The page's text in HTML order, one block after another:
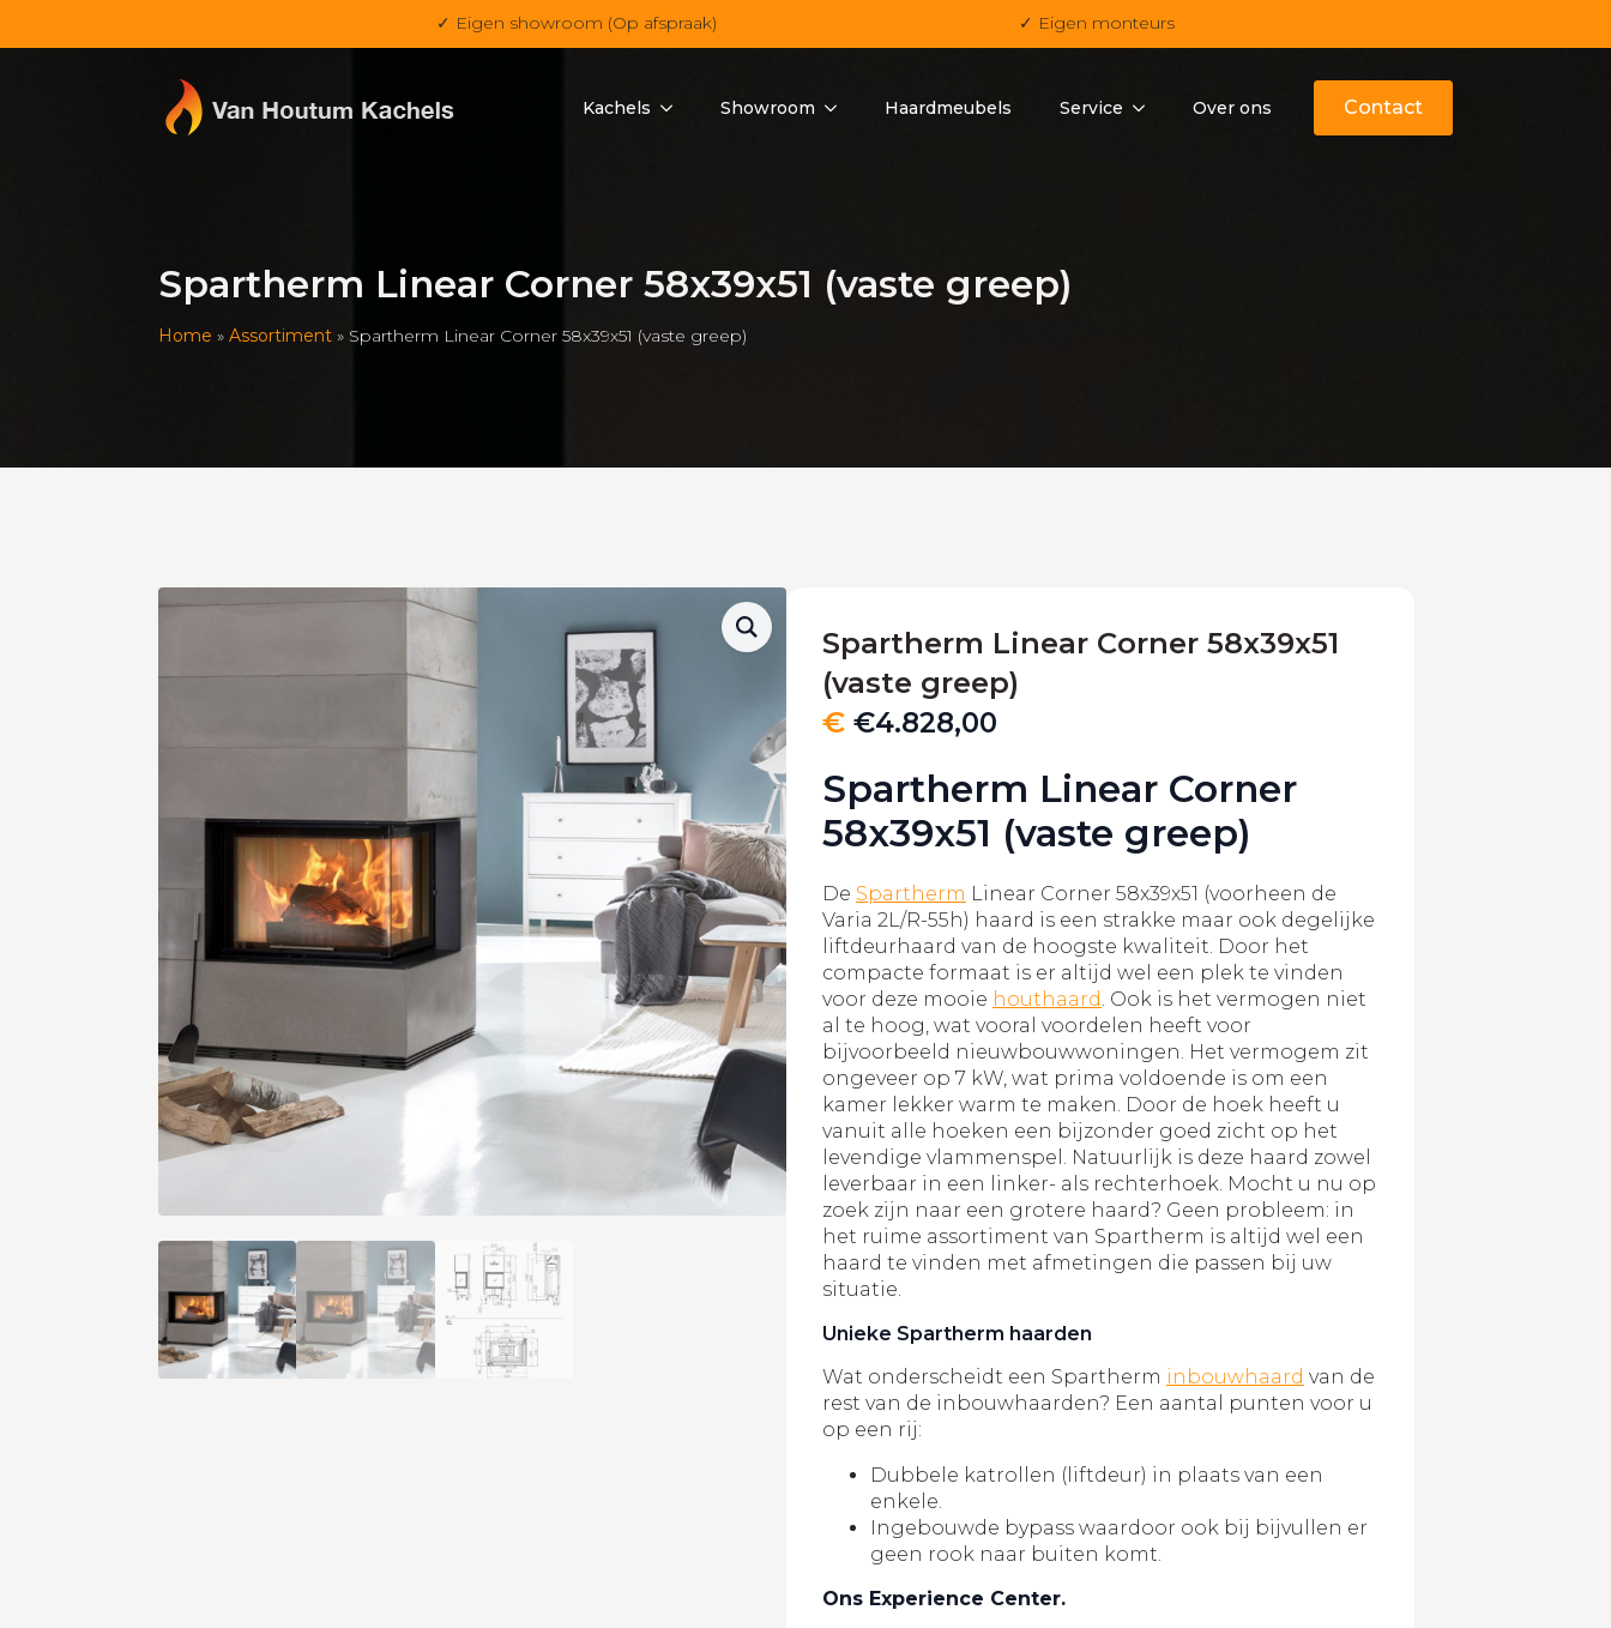
✓ Eigen showroom (Op afspraak) ✓ Eigen monteurs
Kachels Showroom Haardmeubels Service Over ons Contact
Spartherm Linear Corner 58x39x51 (vaste greep)
Home » Assortiment » Spartherm Linear Corner 58x39x51 (vaste greep)
Spartherm Linear Corner 58x39x51
(vaste greep)
€ €4.828,00
Spartherm Linear Corner
58x39x51 (vaste greep)
De Spartherm Linear Corner 58x39x51 (voorheen de
Varia 2L/R-55h) haard is een strakke maar ook degelijke
liftdeurhaard van de hoogste kwaliteit. Door het
compacte formaat is er altijd wel een plek te vinden
voor deze mooie houthaard . Ook is het vermogen niet
al te hoog, wat vooral voordelen heeft voor
bijvoorbeeld nieuwbouwwoningen. Het vermogem zit
ongeveer op 7 kW, wat prima voldoende is om een
kamer lekker warm te maken. Door de hoek heeft u
vanuit alle hoeken een bijzonder goed zicht op het
levendige vlammenspel. Natuurlijk is deze haard zowel
leverbaar in een linker- als rechterhoek. Mocht u nu op
zoek zijn naar een grotere haard? Geen probleem: in
het ruime assortiment van Spartherm is altijd wel een
haard te vinden met afmetingen die passen bij uw
situatie.
Unieke Spartherm haarden
Wat onderscheidt een Spartherm inbouwhaard van de
rest van de inbouwhaarden? Een aantal punten voor u
op een rij:
Dubbele katrollen (liftdeur) in plaats van een
enkele.
Ingebouwde bypass waardoor ook bij bijvullen er
geen rook naar buiten komt.
Ons Experience Center.